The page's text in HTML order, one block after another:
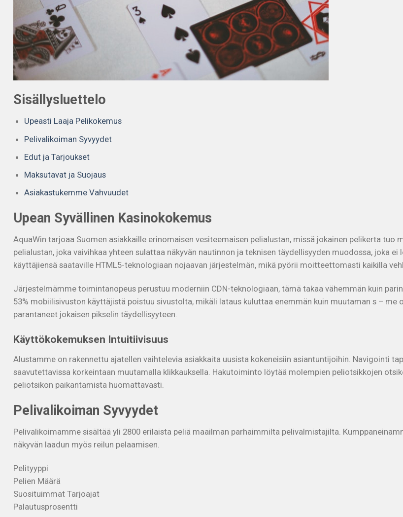
Sisällysluettelo
Upeasti Laaja Pelikokemus
Pelivalikoiman Syvyydet
Edut ja Tarjoukset
Maksutavat ja Suojaus
Asiakastukemme Vahvuudet
Upean Syvällinen Kasinokokemus
AquaWin tarjoaa Suomen asiakkaille erinomaisen vesiteemaisen pelialustan, missä jokainen pelikerta tuo
pelialustan, joka vaivihkaa yhteen sulattaa näkyvän nautinnon ja teknisen täydellisyyden muodossa, joka
käyttäjiensä saataville HTML5-teknologiaan nojaavan järjestelmän, mikä pyörii moitteettomasti kaikilla
Järjestelmämme toimintanopeus perustuu moderniin CDN-teknologiaan, tämä takaa vähemmän kuin
53% mobiilisivuston käyttäjistä poistuu sivustolta, mikäli lataus kuluttaa enemmän kuin muutaman s –
parantaneet jokaisen pikselin täydellisyyteen.
Käyttökokemuksen Intuitiivisuus
Alustamme on rakennettu ajatellen vaihtelevia asiakkaita uusista kokeneisiin asiantuntijoihin. Navigointi
saavutettavissa korkeintaan muutamalla klikkauksella. Hakutoiminto löytää molempien peliotsikkojen
peliotsikon paikantamista huomattavasti.
Pelivalikoiman Syvyydet
Pelivalikoimamme sisältää yli 2800 erilaista peliä maailman parhaimmilta pelivalmistajilta.
näkyvän laadun myös reilun pelaamisen.
Pelityyppi
Pelien Määrä
Suosituimmat Tarjoajat
Palautusprosentti